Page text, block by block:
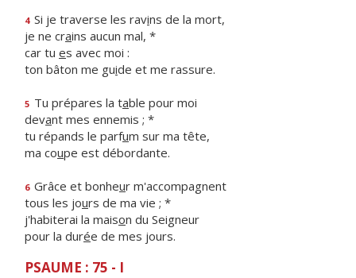
4 Si je traverse les ravins de la mort,
je ne crains aucun mal, *
car tu es avec moi :
ton bâton me guide et me rassure.
5 Tu prépares la table pour moi
devant mes ennemis ; *
tu répands le parfum sur ma tête,
ma coupe est débordante.
6 Grâce et bonheur m'accompagnent
tous les jours de ma vie ; *
j'habiterai la maison du Seigneur
pour la durée de mes jours.
PSAUME : 75 - I